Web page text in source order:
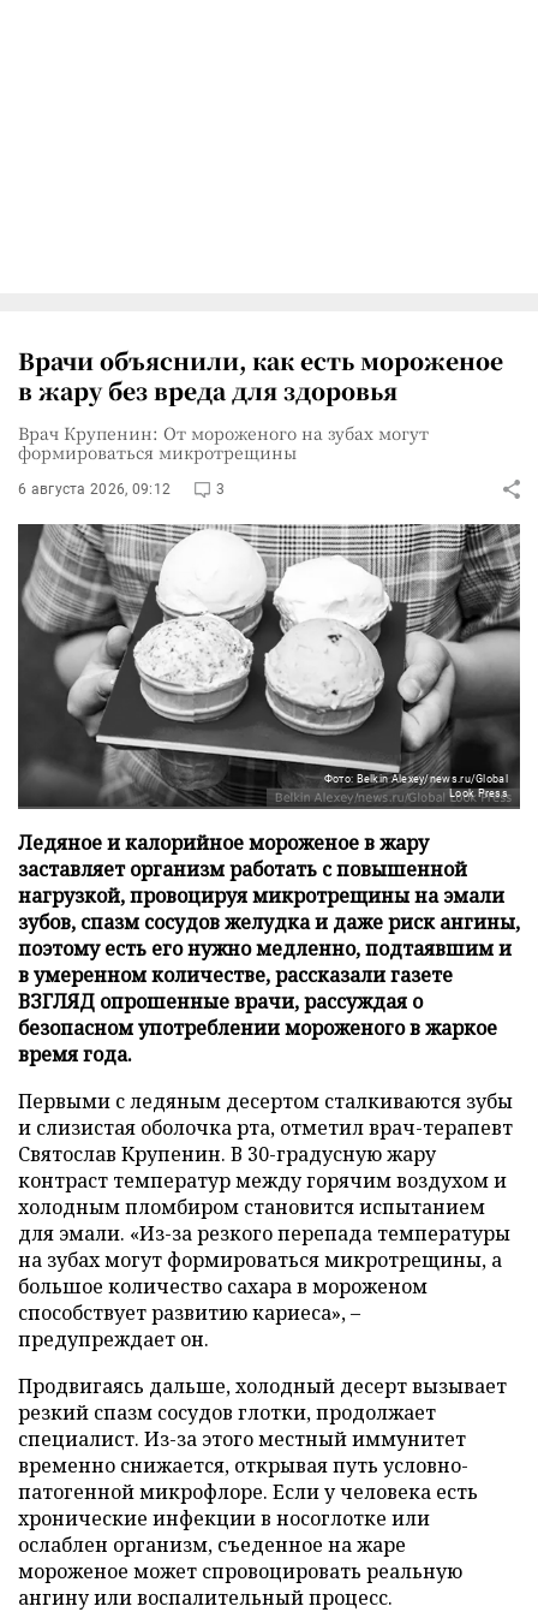
Врачи объяснили, как есть мороженое
в жару без вреда для здоровья
Врач Крупенин: От мороженого на зубах могут
формироваться микротрещины
6 августа 2026, 09:12 3
Фото: Belkin Alexey/news.ru/Global
Look Press
Ледяное и калорийное мороженое в жару
заставляет организм работать с повышенной
нагрузкой, провоцируя микротрещины на эмали
зубов, спазм сосудов желудка и даже риск ангины,
поэтому есть его нужно медленно, подтаявшим и
в умеренном количестве, рассказали газете
ВЗГЛЯД опрошенные врачи, рассуждая о
безопасном употреблении мороженого в жаркое
время года.
Первыми с ледяным десертом сталкиваются зубы
и слизистая оболочка рта, отметил врач-терапевт
Святослав Крупенин. В 30-градусную жару
контраст температур между горячим воздухом и
холодным пломбиром становится испытанием
для эмали. «Из-за резкого перепада температуры
на зубах могут формироваться микротрещины, а
большое количество сахара в мороженом
способствует развитию кариеса», –
предупреждает он.
Продвигаясь дальше, холодный десерт вызывает
резкий спазм сосудов глотки, продолжает
специалист. Из-за этого местный иммунитет
временно снижается, открывая путь условно-
патогенной микрофлоре. Если у человека есть
хронические инфекции в носоглотке или
ослаблен организм, съеденное на жаре
мороженое может спровоцировать реальную
ангину или воспалительный процесс.